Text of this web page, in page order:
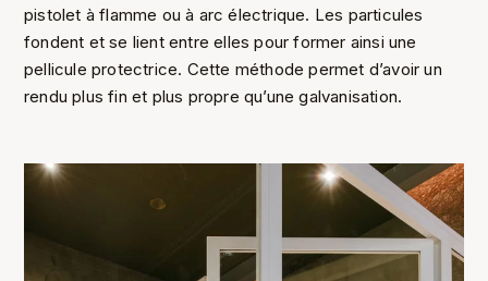
pistolet à flamme ou à arc électrique. Les particules
fondent et se lient entre elles pour former ainsi une
pellicule protectrice. Cette méthode permet d’avoir un
rendu plus fin et plus propre qu’une galvanisation.